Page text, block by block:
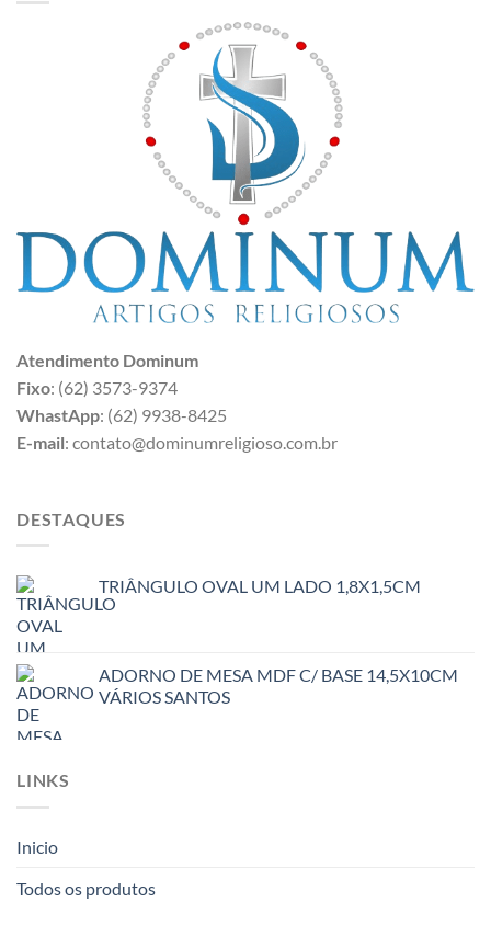
Atendimento Dominum
Fixo: (62) 3573-9374
WhastApp: (62) 9938-8425
E-mail: contato@dominumreligioso.com.br
DESTAQUES
TRIÂNGULO OVAL UM LADO 1,8X1,5CM
ADORNO DE MESA MDF C/ BASE 14,5X10CM
VÁRIOS SANTOS
LINKS
Inicio
Todos os produtos